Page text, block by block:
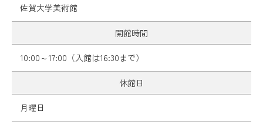
佐賀大学美術館
開館時間
10:00～17:00（入館は16:30まで）
休館日
月曜日